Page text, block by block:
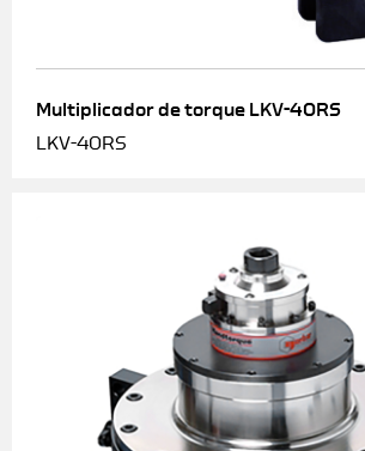
Multiplicador de torque LKV-40RS
LKV-40RS